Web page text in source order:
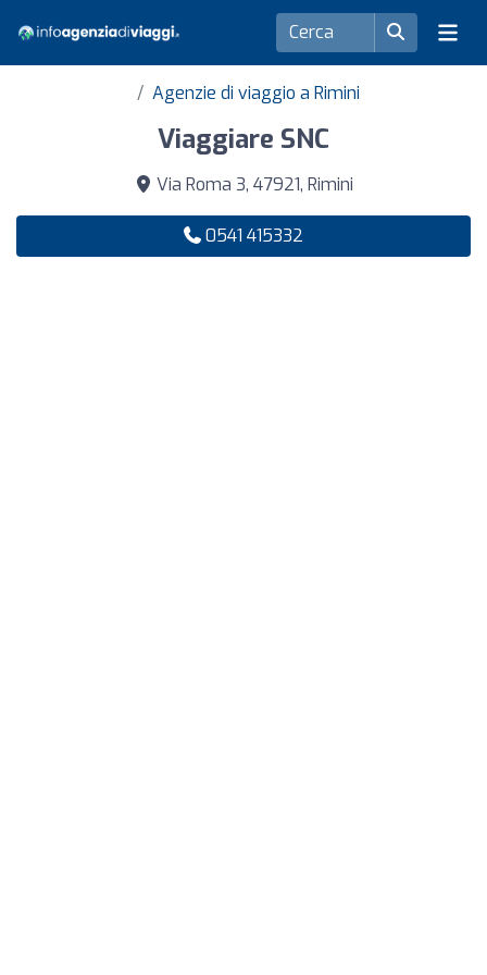
Agenzie di viaggio a Rimini
Viaggiare SNC
Via Roma 3, 47921, Rimini
0541 415332